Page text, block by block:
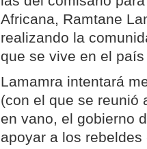
Africana, Ramtane
realizando la
que se vive en el
Lamamra intentará
(con el que se reunió
en vano, el gobierno
apoyar a los